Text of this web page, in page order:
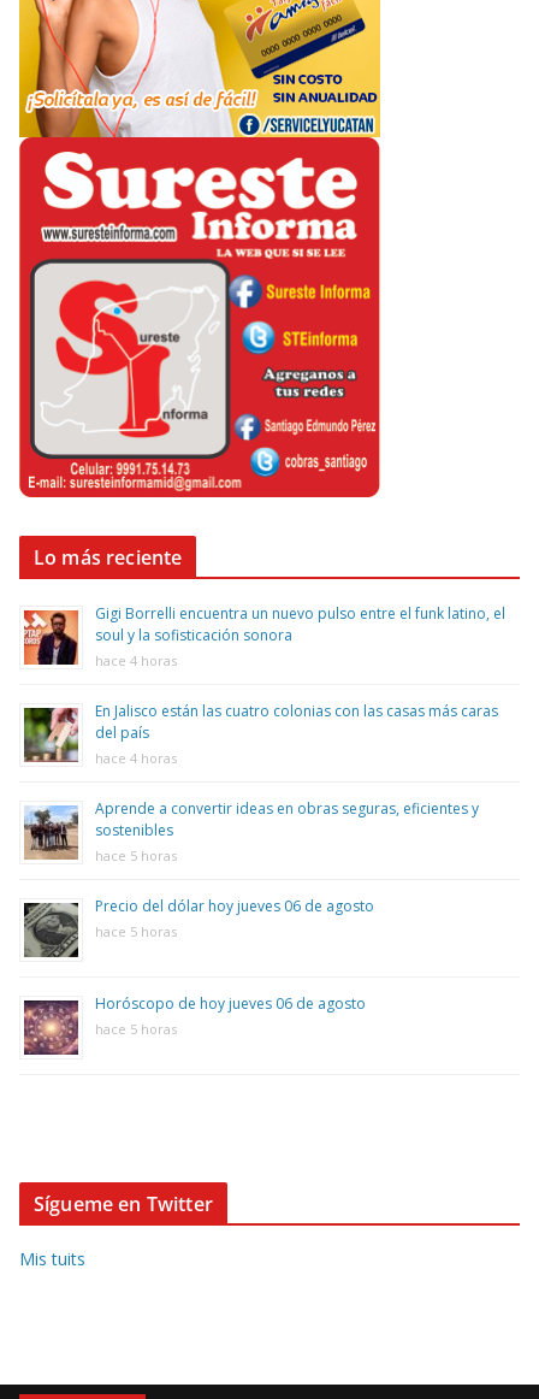
Lo más reciente
Gigi Borrelli encuentra un nuevo pulso entre el funk latino, el
soul y la sofisticación sonora
hace 4 horas
En Jalisco están las cuatro colonias con las casas más caras
del país
hace 4 horas
Aprende a convertir ideas en obras seguras, eficientes y
sostenibles
hace 5 horas
Precio del dólar hoy jueves 06 de agosto
hace 5 horas
Horóscopo de hoy jueves 06 de agosto
hace 5 horas
Sígueme en Twitter
Mis tuits